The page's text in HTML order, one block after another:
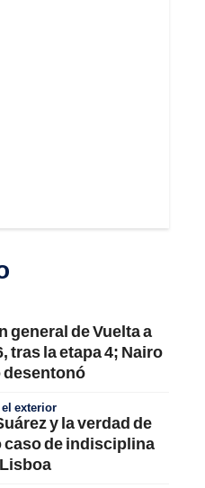
general de Vuelta a
tras la etapa 4; Nairo
desentonó
exterior
y la verdad de
caso de indisciplina